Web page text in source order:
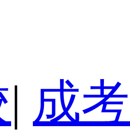
| 成